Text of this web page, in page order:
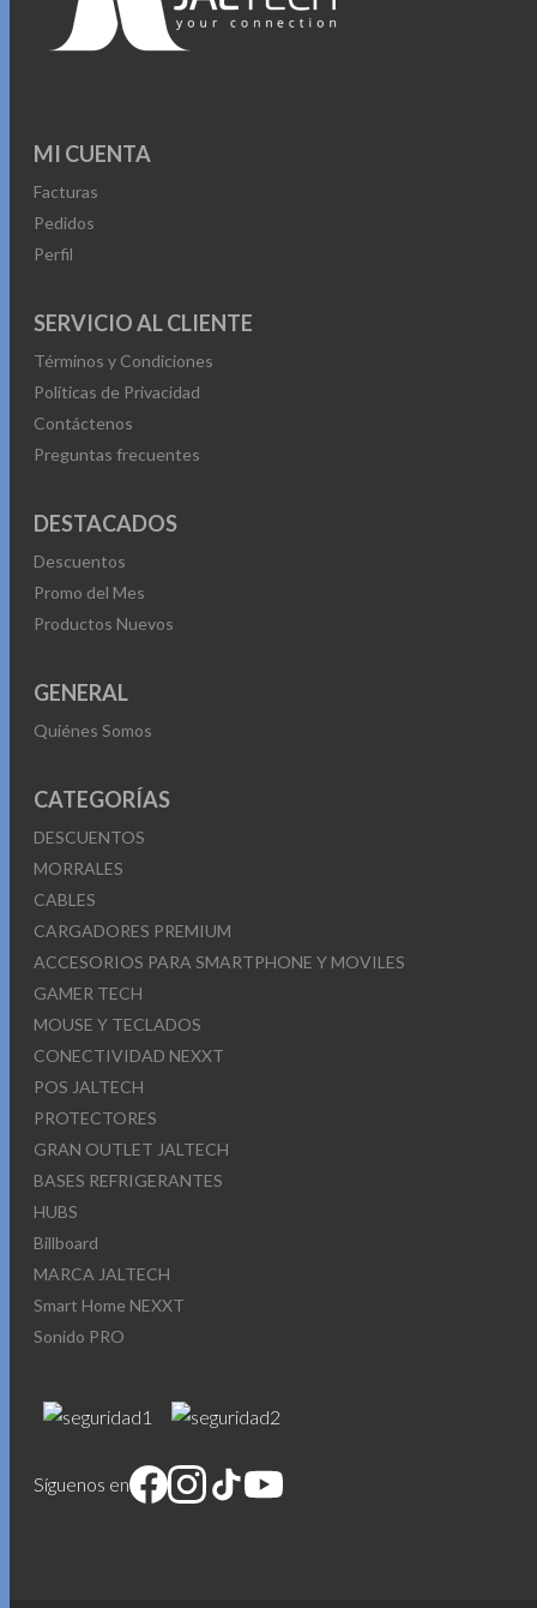
MI CUENTA
Facturas
Pedidos
Perfil
SERVICIO AL CLIENTE
Términos y Condiciones
Políticas de Privacidad
Contáctenos
Preguntas frecuentes
DESTACADOS
Descuentos
Promo del Mes
Productos Nuevos
GENERAL
Quiénes Somos
CATEGORÍAS
DESCUENTOS
MORRALES
CABLES
CARGADORES PREMIUM
ACCESORIOS PARA SMARTPHONE Y MOVILES
GAMER TECH
MOUSE Y TECLADOS
CONECTIVIDAD NEXXT
POS JALTECH
PROTECTORES
GRAN OUTLET JALTECH
BASES REFRIGERANTES
HUBS
Billboard
MARCA JALTECH
Smart Home NEXXT
Sonido PRO
Síguenos en